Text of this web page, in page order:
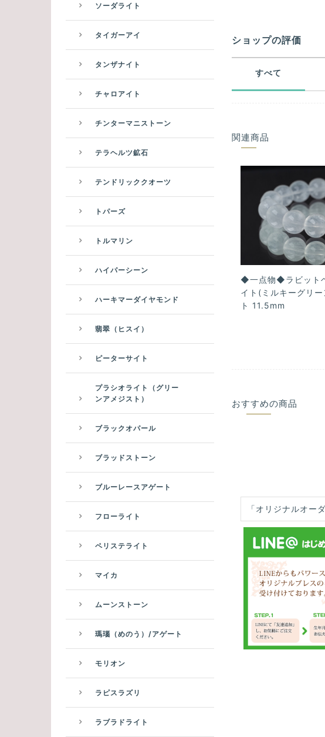
ショップの評価
すべて
関連商品
◆一点物◆ラビット
イト(ミルキーグリ
ト 11.5mm
おすすめの商品
「オリジナルオー
ソーダライト
タイガーアイ
タンザナイト
チャロアイト
チンターマニストーン
テラヘルツ鉱石
テンドリッククオーツ
トパーズ
トルマリン
ハイパーシーン
ハーキマーダイヤモンド
翡翠（ヒスイ）
ピーターサイト
プラシオライト（グリー
ンアメジスト）
ブラックオパール
ブラッドストーン
ブルーレースアゲート
フローライト
ペリステライト
マイカ
ムーンストーン
瑪瑙（めのう）/アゲート
モリオン
ラピスラズリ
ラブラドライト